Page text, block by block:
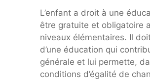
L’enfant a droit à une
être gratuite et obligatoire
niveaux élémentaires. Il
d’une éducation qui
générale et lui permette,
conditions d’égalité de